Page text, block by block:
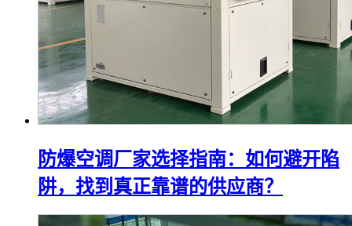
防爆空调厂家选择指南：如何避开陷
阱，找到真正靠谱的供应商？